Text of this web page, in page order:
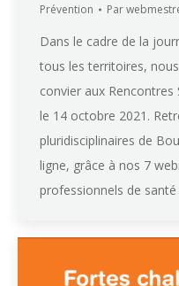
Prévention Par
Dans le cadre de la
tous les territoires,
convier aux
le 14 octobre 2021.
pluridisciplinaires de
ligne, grâce à nos 7
professionnels de